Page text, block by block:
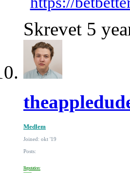
Skrevet 5
Medlem
Joined: okt '19
Posts:
Reputation: